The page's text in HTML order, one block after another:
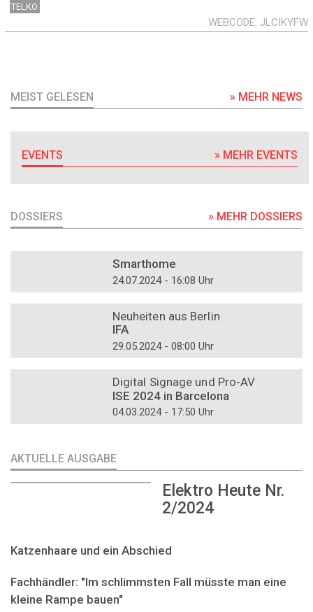
TELKO
WEBCODE JLCIKYFW
MEIST GELESEN » MEHR NEWS
EVENTS » MEHR EVENTS
DOSSIERS » MEHR DOSSIERS
Smarthome
24.07.2024 - 16:08 Uhr
Neuheiten aus Berlin
IFA
29.05.2024 - 08:00 Uhr
Digital Signage und Pro-AV
ISE 2024 in Barcelona
04.03.2024 - 17:50 Uhr
AKTUELLE AUSGABE
Elektro Heute Nr.
2/2024
Katzenhaare und ein Abschied
Fachhändler: "Im schlimmsten Fall müsste man eine
kleine Rampe bauen"